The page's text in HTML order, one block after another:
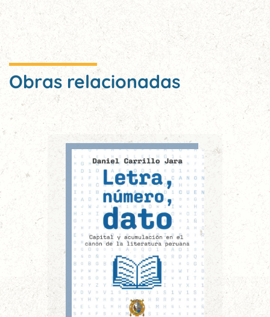
Obras relacionadas